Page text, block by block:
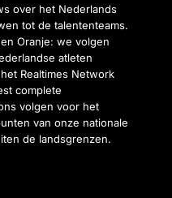
over het Nederlands
tot de talententeams.
Oranje: we volgen
atleten
Realtimes Network
complete
volgen voor het
van onze nationale
de landsgrenzen.